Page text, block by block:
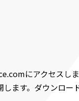
にアクセスし
ます。ダウンロー